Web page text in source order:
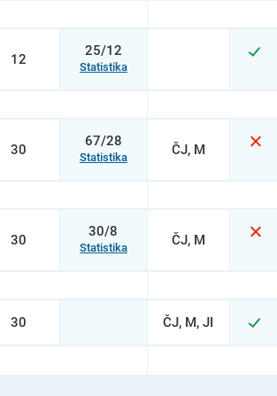
12
25/12
Statistika
30
67/28
Statistika ČJ, M
30
30/8
Statistika ČJ, M
30 ČJ, M, JI